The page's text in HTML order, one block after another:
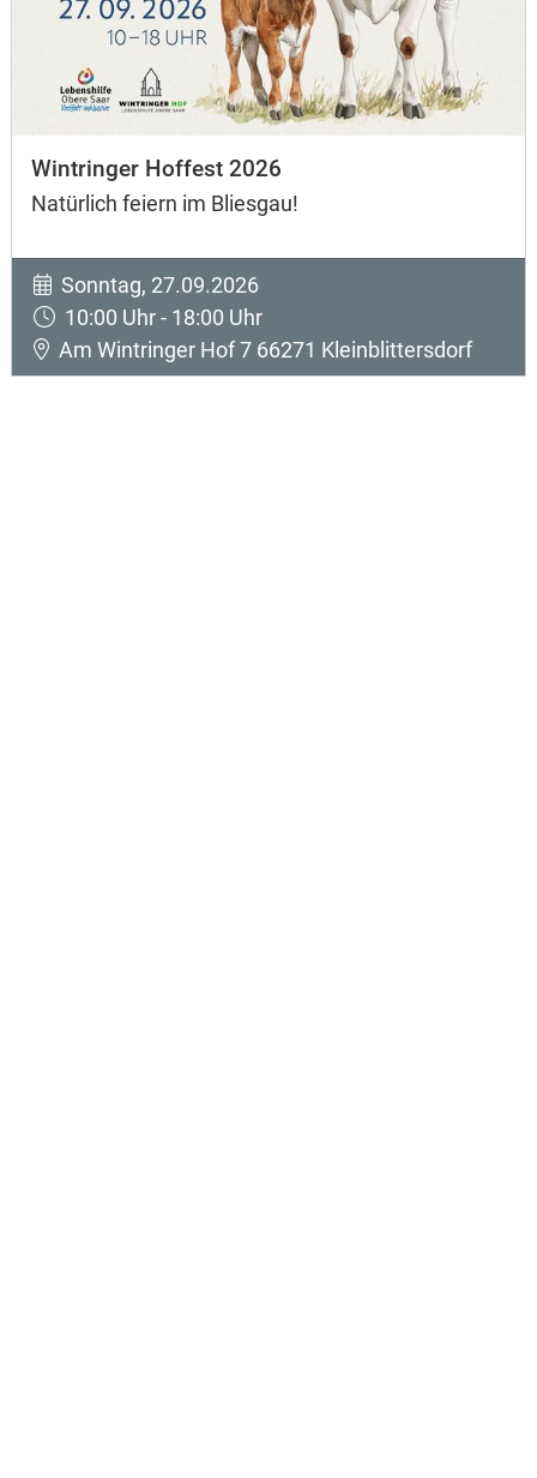
Wintringer Hoffest 2026
Natürlich feiern im Bliesgau!
Sonntag, 27.09.2026
10:00 Uhr - 18:00 Uhr
Am Wintringer Hof 7 66271 Kleinblittersdorf